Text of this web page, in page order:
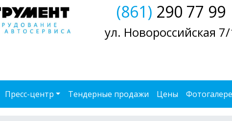
(861) 290 77 99
ул. Новороссийская 7/
Пресс-центр Тендерные продажи Цены